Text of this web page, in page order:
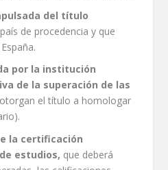
del título
de procedencia y que
por la institución
de la superación de las
el título a homologar
la certificación
estudios, que deberá